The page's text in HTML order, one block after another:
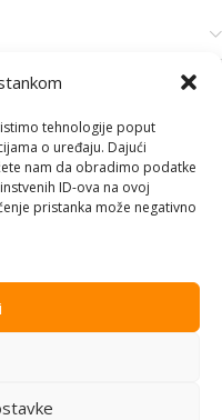
tehnologije poput
o uređaju. Dajući
nam da obradimo podatke
ID-ova na ovoj
pristanka može negativno